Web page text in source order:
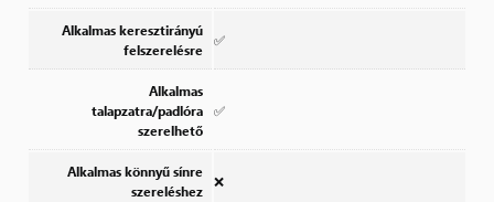
Alkalmas keresztirányú
felszerelésre
✅
Alkalmas
talapzatra/padlóra
szerelhető
✅
Alkalmas könnyű sínre
szereléshez
❌